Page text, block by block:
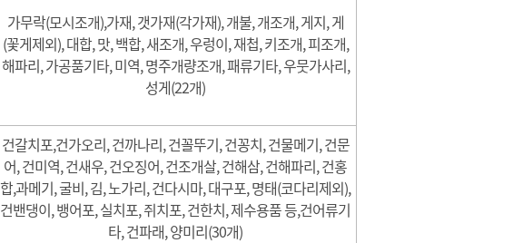
가무락(모시조개),가재, 갯가재(각가재), 개불, 개조개, 게지, 게
(꽃게제외), 대합, 맛, 백합, 새조개, 우렁이, 재첩, 키조개, 피조개,
해파리, 가공품기타, 미역, 명주개량조개, 패류기타, 우뭇가사리,
성게(22개)
건갈치포,건가오리, 건까나리, 건꼴뚜기, 건꽁치, 건물메기, 건문
어, 건미역, 건새우, 건오징어, 건조개살, 건해삼, 건해파리, 건홍
합,과메기, 굴비, 김, 노가리, 건다시마, 대구포, 명태(코다리제외),
건밴댕이, 뱅어포, 실치포, 쥐치포, 건한치, 제수용품 등,건어류기
타, 건파래, 양미리(30개)